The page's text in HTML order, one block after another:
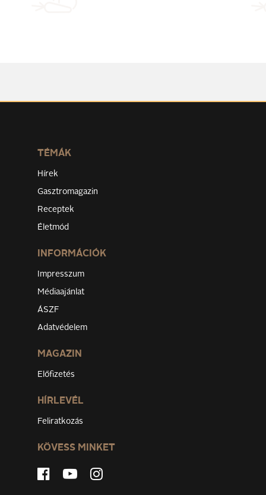
TÉMÁK
Hírek
Gasztromagazin
Receptek
Életmód
INFORMÁCIÓK
Impresszum
Médiaajánlat
ÁSZF
Adatvédelem
MAGAZIN
Előfizetés
HÍRLEVÉL
Feliratkozás
KÖVESS MINKET